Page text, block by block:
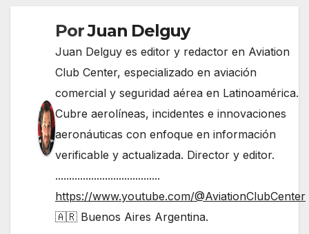
PorJuan Delguy
Juan Delguy es editor y redactor en Aviation
Club Center, especializado en aviación
comercial y seguridad aérea en Latinoamérica.
Cubre aerolíneas, incidentes e innovaciones
aeronáuticas con enfoque en información
verificable y actualizada. Director y editor.
......................................
https://www.youtube.com/@AviationClubCenter
🇦🇷 Buenos Aires Argentina.